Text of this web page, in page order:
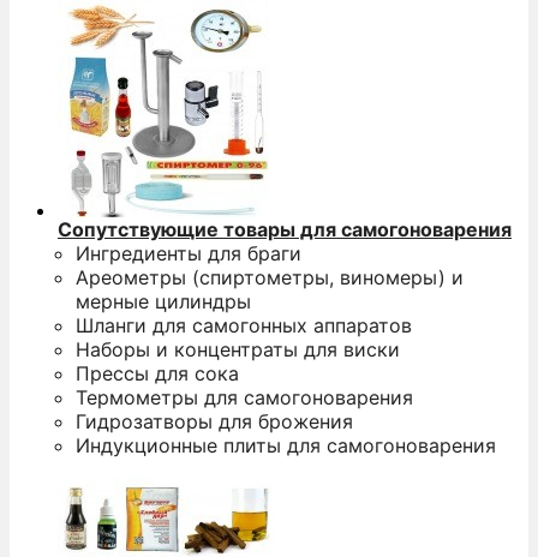
Сопутствующие товары для самогоноварения
Ингредиенты для браги
Ареометры (спиртометры, виномеры) и
мерные цилиндры
Шланги для самогонных аппаратов
Наборы и концентраты для виски
Прессы для сока
Термометры для самогоноварения
Гидрозатворы для брожения
Индукционные плиты для самогоноварения